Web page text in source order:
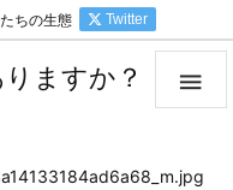

ちの生態 Twitter
ますか？